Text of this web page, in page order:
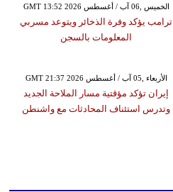
GMT 13:52 2026 الخميس ,06 آب / أغسطس
ترامب يؤكد وفرة الذخائر ويتوعد مسربي
المعلومات بالسجن
GMT 21:37 2026 الأربعاء ,05 آب / أغسطس
إيران تؤكد مؤقتية مسار الملاحة الجديد
وتدرس استئناف المحادثات مع واشنطن